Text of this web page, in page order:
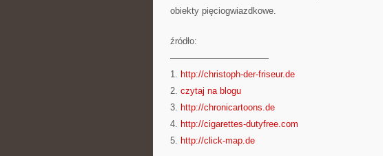
obiekty pięciogwiazdkowe.
źródło:
———————————
1. http://christoph-der-friseur.de
2. czytaj na blogu
3. http://chronicartoons.de
4. http://cigarettes-dutyfree.com
5. http://click-map.de